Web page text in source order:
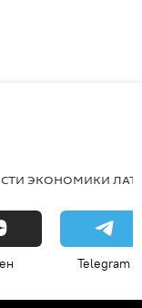
ЭКОНОМИКИ
Telegram